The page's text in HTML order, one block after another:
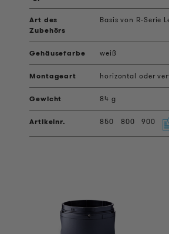
Basis von R-Serie
weiß
horizontal oder
84 g
850 800 900